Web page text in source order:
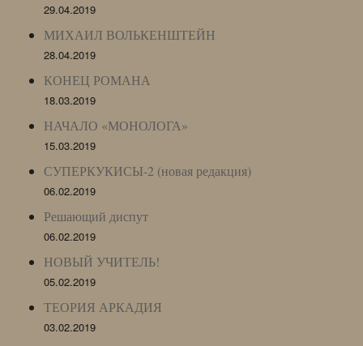
29.04.2019
МИХАИЛ ВОЛЬКЕНШТЕЙН
28.04.2019
КОНЕЦ РОМАНА
18.03.2019
НАЧАЛО «МОНОЛОГА»
15.03.2019
СУПЕРКУКИСЫ-2 (новая редакция)
06.02.2019
Решающий диспут
06.02.2019
НОВЫЙ УЧИТЕЛЬ!
05.02.2019
ТЕОРИЯ АРКАДИЯ
03.02.2019